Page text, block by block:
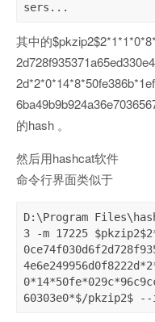
sers...
其中的
的hash 。
然后用hashcat软件
命令行界面类似于
D:\Program
3 -m 17225
60303e0*$/pkzip2$